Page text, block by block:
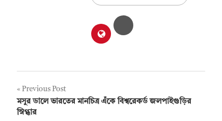
Post
navigation
Previous Post
মসুর ডালে ভারতের মানচিত্র এঁকে বিশ্বরেকর্ড জলপাইগুড়ির
স্নিগ্ধার